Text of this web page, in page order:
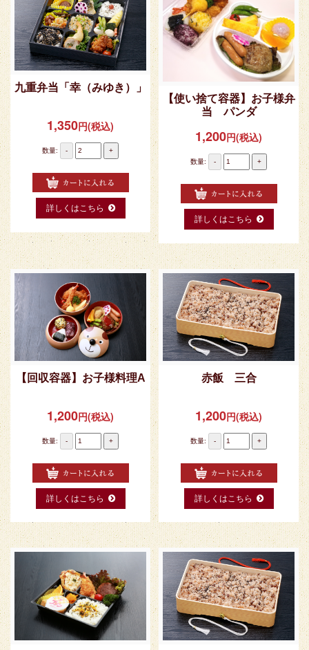
九重弁当「幸（みゆき）」
1,350円(税込)
数量: - +
詳しくはこちら
【使い捨て容器】お子様弁
当 パンダ
1,200円(税込)
数量: - +
詳しくはこちら
【回収容器】お子様料理A
1,200円(税込)
数量: - +
詳しくはこちら
赤飯 三合
1,200円(税込)
数量: - +
詳しくはこちら